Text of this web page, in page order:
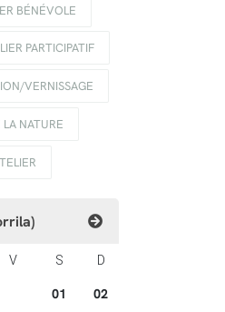
BÉNÉVOLE
PARTICIPATIF
VERNISSAGE
NATURE
V S D
01 02